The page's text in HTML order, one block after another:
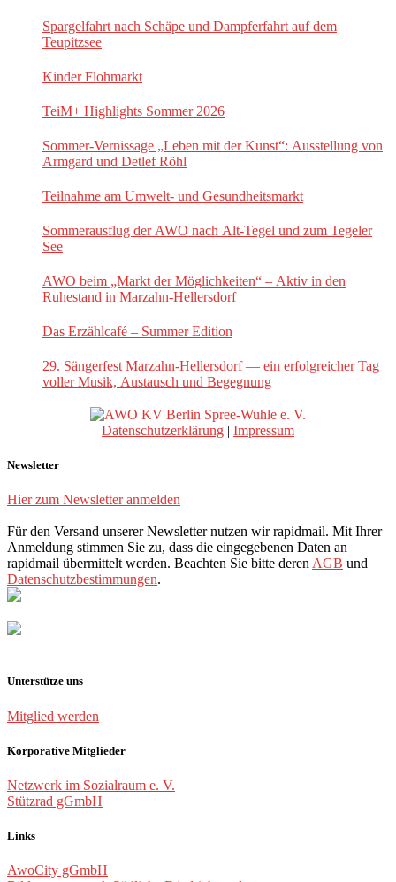
Spargelfahrt nach Schäpe und Dampferfahrt auf dem
Teupitzsee
Kinder Flohmarkt
TeiM+ Highlights Sommer 2026
Sommer-Vernissage „Leben mit der Kunst“: Ausstellung von
Armgard und Detlef Röhl
Teilnahme am Umwelt- und Gesundheitsmarkt
Sommerausflug der AWO nach Alt‑Tegel und zum Tegeler
See
AWO beim „Markt der Möglichkeiten“ – Aktiv in den
Ruhestand in Marzahn-Hellersdorf
Das Erzählcafé – Summer Edition
29. Sängerfest Marzahn-Hellersdorf — ein erfolgreicher Tag
voller Musik, Austausch und Begegnung
Datenschutzerklärung | Impressum
Newsletter
Hier zum Newsletter anmelden
Für den Versand unserer Newsletter nutzen wir rapidmail. Mit Ihrer
Anmeldung stimmen Sie zu, dass die eingegebenen Daten an
rapidmail übermittelt werden. Beachten Sie bitte deren AGB und
Datenschutzbestimmungen.
Unterstütze uns
Mitglied werden
Korporative Mitglieder
Netzwerk im Sozialraum e. V.
Stützrad gGmbH
Links
AwoCity gGmbH